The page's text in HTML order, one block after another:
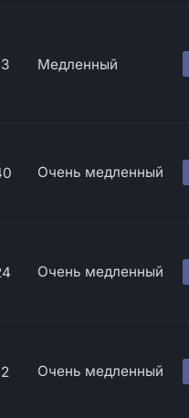
Медленный
Очень медленный
Очень медленный
Очень медленный